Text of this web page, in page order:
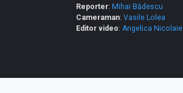
Reporter: Mihai Bădescu
Cameraman: Vasile Lolea
Editor video: Angelica Nicolaie